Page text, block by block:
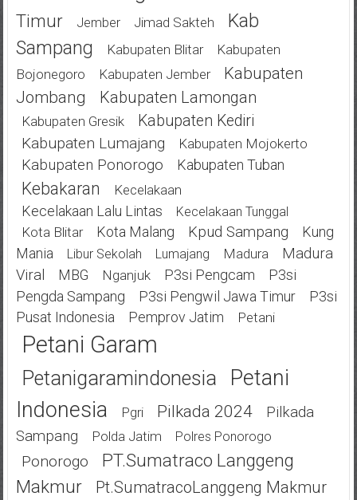
Timur
Jember Jimad Sakteh
Kab
Sampang
Kabupaten Blitar
Kabupaten
Bojonegoro
Kabupaten Jember
Kabupaten
Jombang
Kabupaten Lamongan
Kabupaten Gresik
Kabupaten Kediri
Kabupaten Lumajang
Kabupaten Mojokerto
Kabupaten Ponorogo Kabupaten Tuban
Kebakaran Kecelakaan
Kecelakaan Lalu Lintas Kecelakaan Tunggal
Kota Blitar Kota Malang Kpud Sampang
Kung
Mania
Libur Sekolah Lumajang Madura
Madura
Viral
MBG Nganjuk P3si Pengcam
P3si
Pengda Sampang
P3si Pengwil Jawa Timur
P3si
Pusat Indonesia
Pemprov Jatim Petani
Petani Garam
Petanigaramindonesia
Petani
Indonesia
Pgri Pilkada 2024
Pilkada
Sampang
Polda Jatim Polres Ponorogo
Ponorogo
PT.Sumatraco Langgeng
Makmur
Pt.SumatracoLanggeng Makmur